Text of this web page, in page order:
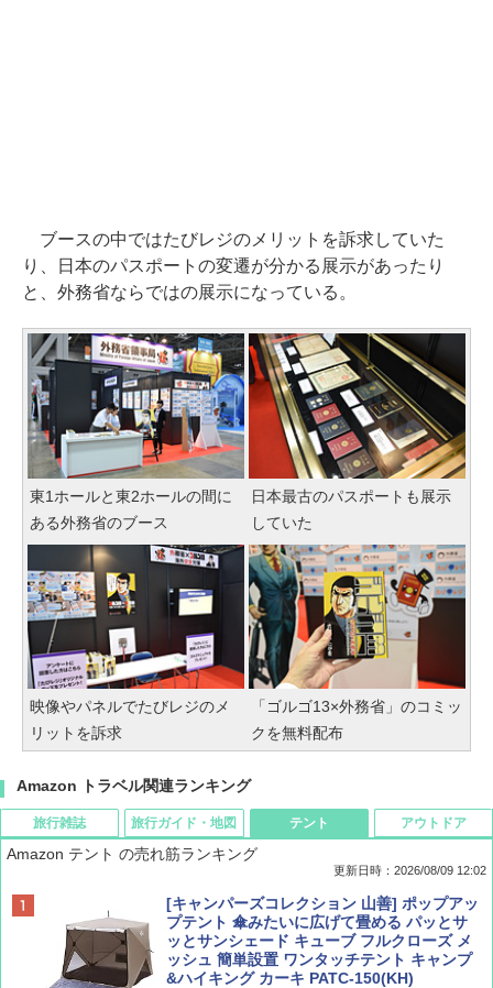
ブースの中ではたびレジのメリットを訴求していた
り、日本のパスポートの変遷が分かる展示があったり
と、外務省ならではの展示になっている。
東1ホールと東2ホールの間に
ある外務省のブース
日本最古のパスポートも展示
していた
映像やパネルでたびレジのメ
リットを訴求
「ゴルゴ13×外務省」のコミッ
クを無料配布
Amazon トラベル関連ランキング
旅行雑誌
BE-PAL(ビ-パル) 2026年 9 月号【特別付録:
SOTO ミニマル"旅"財布 ランダム2種】
￥1,500
旅行ガイド・地図
地球の歩き方 スター・ウォーズ
￥2,695
テント
Amazon テント の売れ筋ランキング
更新日時：2026/08/09 12:02
[キャンパーズコレクション 山善] ポップアッ
プテント 傘みたいに広げて畳める パッとサ
ッとサンシェード キューブ フルクローズ メ
ッシュ 簡単設置 ワンタッチテント キャンプ
&ハイキング カーキ PATC-150(KH)
アウトドア